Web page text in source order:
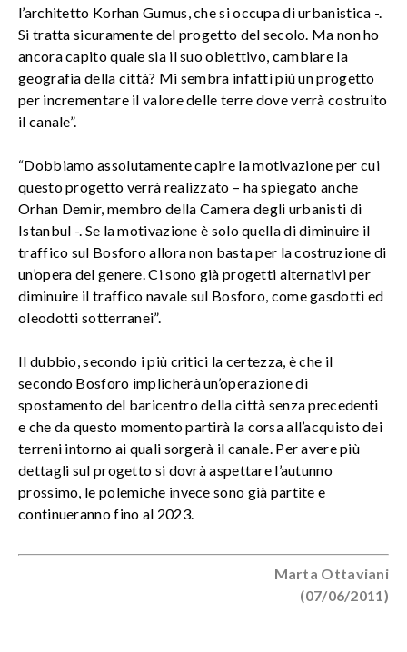
l’architetto Korhan Gumus, che si occupa di urbanistica -.
Si tratta sicuramente del progetto del secolo. Ma non ho
ancora capito quale sia il suo obiettivo, cambiare la
geografia della città? Mi sembra infatti più un progetto
per incrementare il valore delle terre dove verrà costruito
il canale”.
“Dobbiamo assolutamente capire la motivazione per cui
questo progetto verrà realizzato – ha spiegato anche
Orhan Demir, membro della Camera degli urbanisti di
Istanbul -. Se la motivazione è solo quella di diminuire il
traffico sul Bosforo allora non basta per la costruzione di
un’opera del genere. Ci sono già progetti alternativi per
diminuire il traffico navale sul Bosforo, come gasdotti ed
oleodotti sotterranei”.
Il dubbio, secondo i più critici la certezza, è che il
secondo Bosforo implicherà un’operazione di
spostamento del baricentro della città senza precedenti
e che da questo momento partirà la corsa all’acquisto dei
terreni intorno ai quali sorgerà il canale. Per avere più
dettagli sul progetto si dovrà aspettare l’autunno
prossimo, le polemiche invece sono già partite e
continueranno fino al 2023.
Marta Ottaviani
(07/06/2011)